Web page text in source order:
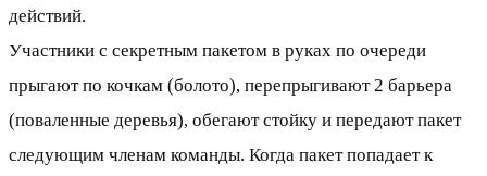
действий.
Участники с секретным пакетом в руках по очереди
прыгают по кочкам (болото), перепрыгивают 2 барьера
(поваленные деревья), обегают стойку и передают пакет
следующим членам команды. Когда пакет попадает к